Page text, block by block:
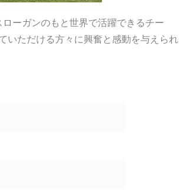
ーガンのもと世界で活躍できるチー
いただける方々に興奮と感動を与えられ